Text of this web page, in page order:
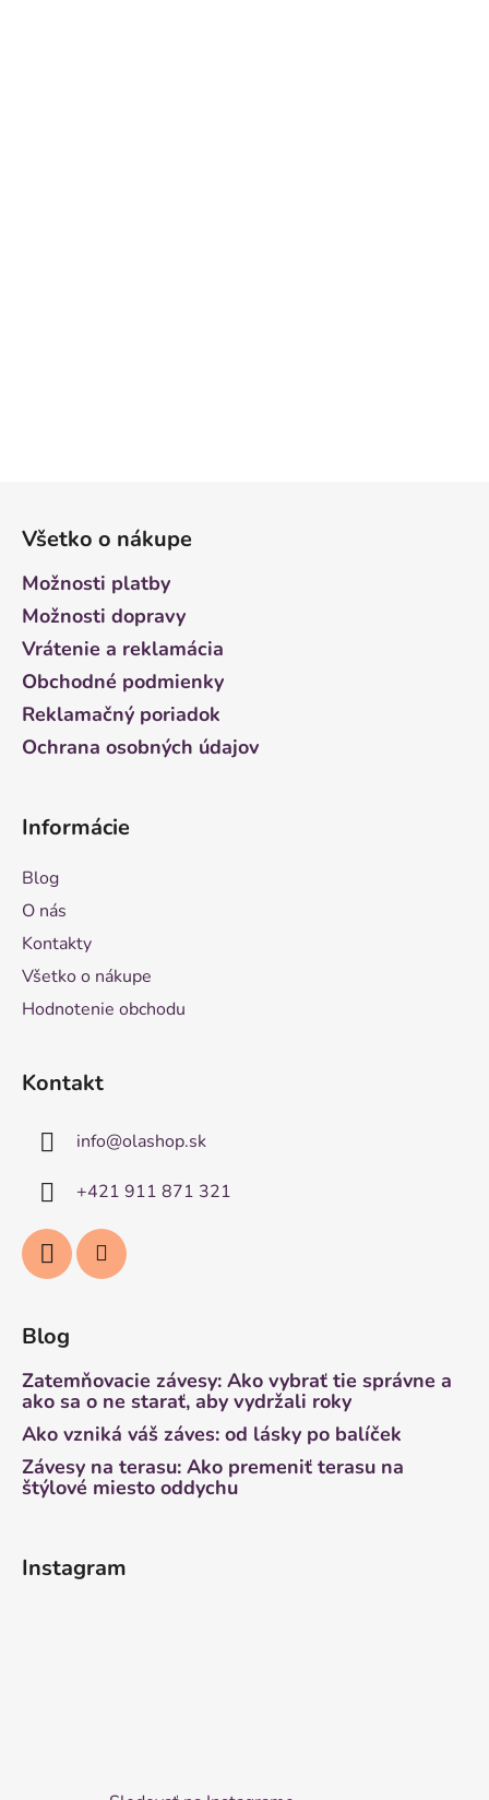
Všetko o nákupe
Možnosti platby
Možnosti dopravy
Vrátenie a reklamácia
Obchodné podmienky
Reklamačný poriadok
Ochrana osobných údajov
Informácie
Blog
O nás
Kontakty
Všetko o nákupe
Hodnotenie obchodu
Kontakt
info@olashop.sk
+421 911 871 321
Blog
Zatemňovacie závesy: Ako vybrať tie správne a
ako sa o ne starať, aby vydržali roky
Ako vzniká váš záves: od lásky po balíček
Závesy na terasu: Ako premeniť terasu na
štýlové miesto oddychu
Instagram